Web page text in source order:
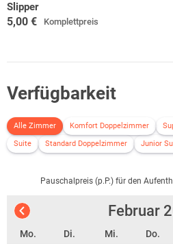
Slipper
5,00 € Komplettpreis
Verfügbarkeit
Alle Zimmer Komfort Doppelzimmer
Suite
Standard Doppelzimmer Junior
Pauschalpreis (p.P.) für den
Februar
Mo. Di. Mi. Do.